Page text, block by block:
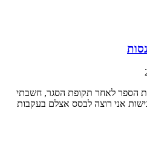
הספר לאחר תקופת הסגר, חשבתי
אני רוצה לבסס אצלם בעקבות